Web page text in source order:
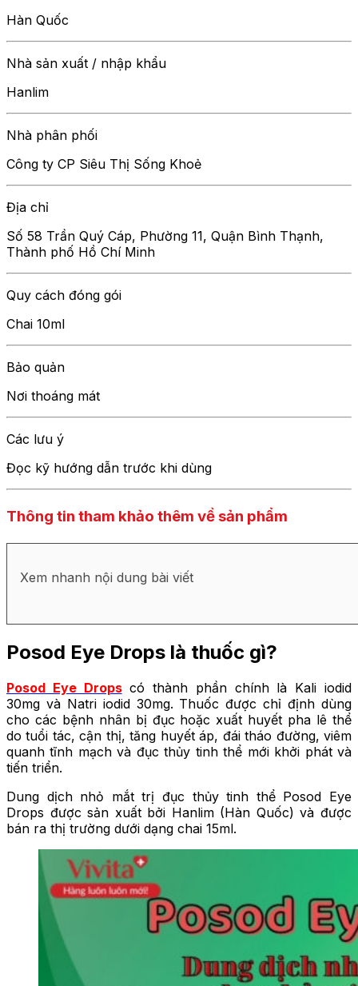
Hàn Quốc
Nhà sản xuất / nhập khẩu
Hanlim
Nhà phân phối
Công ty CP Siêu Thị Sống Khoẻ
Địa chỉ
Số 58 Trần Quý Cáp, Phường 11, Quận Bình Thạnh,
Thành phố Hồ Chí Minh
Quy cách đóng gói
Chai 10ml
Bảo quản
Nơi thoáng mát
Các lưu ý
Đọc kỹ hướng dẫn trước khi dùng
Thông tin tham khảo thêm về sản phẩm
Xem nhanh nội dung bài viết
Posod Eye Drops là thuốc gì?
Posod Eye Dropscó thành phần chính là Kali iodid
30mg và Natri iodid 30mg. Thuốc được chỉ định dùng
cho các bệnh nhân bị đục hoặc xuất huyết pha lê thể
do tuổi tác, cận thị, tăng huyết áp, đái tháo đường, viêm
quanh tĩnh mạch và đục thủy tinh thể mới khởi phát và
tiến triển.
Dung dịch nhỏ mắt trị đục thủy tinh thể Posod Eye
Drops được sản xuất bởi Hanlim (Hàn Quốc) và được
bán ra thị trường dưới dạng chai 15ml.